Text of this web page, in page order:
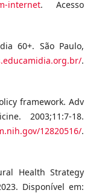
internet. Acesso
60+. São Paulo,
.
framework. Adv
2003;11:7-18.
12820516/.
Health Strategy
Disponível em: